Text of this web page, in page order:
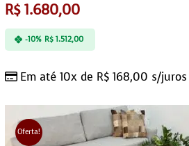
R$1.680,00
Em até 10x de R$ 168,00 s/juros
-10% R$1.512,00
Oferta!